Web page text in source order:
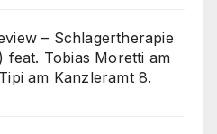
– Schlagertherapie
feat. Tobias Moretti am
am Kanzleramt 8.